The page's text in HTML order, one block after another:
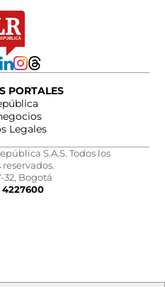
PORTALES
Legales
S.A.S. Todos los
32, Bogotá
4227600